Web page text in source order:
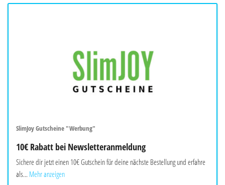
SlimJoy Gutscheine "Werbung"
10€ Rabatt bei Newsletteranmeldung
Sichere dir jetzt einen 10€ Gutschein für deine nächste Bestellung und erfahre
als... Mehr anzeigen